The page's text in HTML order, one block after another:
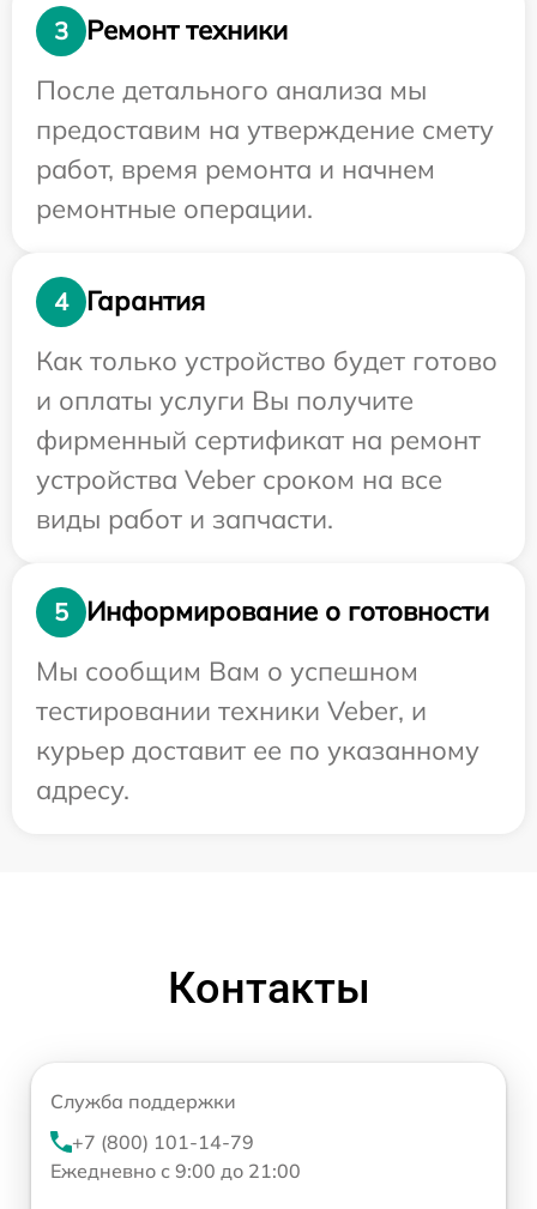
3
Ремонт техники
После детального анализа мы
предоставим на утверждение смету
работ, время ремонта и начнем
ремонтные операции.
4
Гарантия
Как только устройство будет готово
и оплаты услуги Вы получите
фирменный сертификат на ремонт
устройства Veber сроком на все
виды работ и запчасти.
5
Информирование о готовности
Мы сообщим Вам о успешном
тестировании техники Veber, и
курьер доставит ее по указанному
адресу.
Контакты
Служба поддержки
+7 (800) 101-14-79
Ежедневно с 9:00 до 21:00